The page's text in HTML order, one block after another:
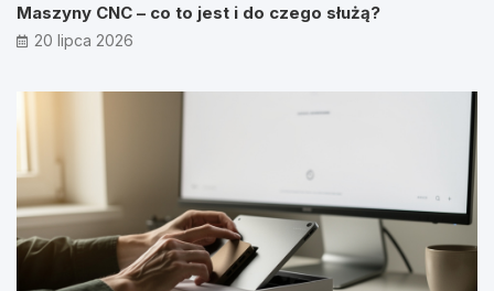
Maszyny CNC – co to jest i do czego służą?
20 lipca 2026